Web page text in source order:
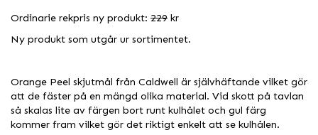
Ordinarie rekpris ny produkt: 229 kr
Ny produkt som utgår ur sortimentet.
Orange Peel skjutmål från Caldwell är självhäftande vilket gör
att de fäster på en mängd olika material. Vid skott på tavlan
så skalas lite av färgen bort runt kulhålet och gul färg
kommer fram vilket gör det riktigt enkelt att se kulhålen.